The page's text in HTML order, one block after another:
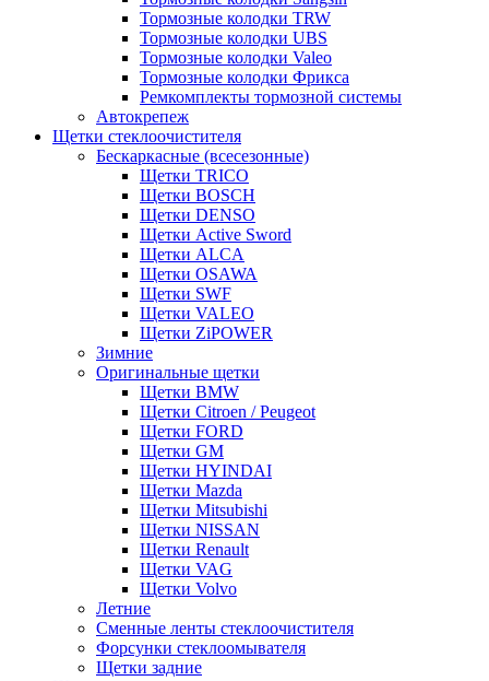
Тормозные колодки TRW
Тормозные колодки UBS
Тормозные колодки Valeo
Тормозные колодки Фрикса
Ремкомплекты тормозной системы
Автокрепеж
Щетки стеклоочистителя
Бескаркасные (всесезонные)
Щетки TRICO
Щетки BOSCH
Щетки DENSO
Щетки Active Sword
Щетки ALCA
Щетки OSAWA
Щетки SWF
Щетки VALEO
Щетки ZiPOWER
Зимние
Оригинальные щетки
Щетки BMW
Щетки Citroen / Peugeot
Щетки FORD
Щетки GM
Щетки HYINDAI
Щетки Mazda
Щетки Mitsubishi
Щетки NISSAN
Щетки Renault
Щетки VAG
Щетки Volvo
Летние
Сменные ленты стеклоочистителя
Форсунки стеклоомывателя
Щетки задние